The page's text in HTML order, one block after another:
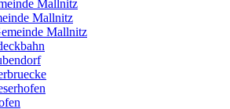
Mallnitz
Mallnitz
Mallnitz